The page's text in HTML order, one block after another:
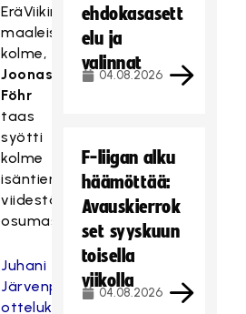
EräViikinkien
maaleista
kolme,
Joonas
Föhr
taas
syötti
kolme
isäntien
viidestä
osumasta.
Juhani
Järvenpään
ottelukuviin
ehdokasasett
elu ja
valinnat
04.08.2026
F-liigan alku
häämöttää:
Avauskierrok
set syyskuun
toisella
viikolla
04.08.2026